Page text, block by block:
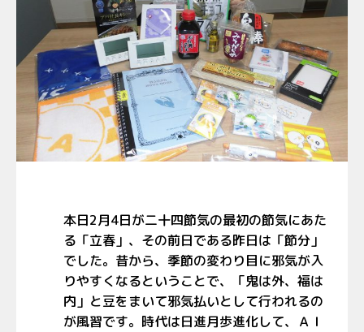
本日2月4日が二十四節気の最初の節気にあた
る「立春」、その前日である昨日は「節分」
でした。昔から、季節の変わり目に邪気が入
りやすくなるということで、「鬼は外、福は
内」と豆をまいて邪気払いとして行われるの
が風習です。時代は日進月歩進化して、ＡＩ